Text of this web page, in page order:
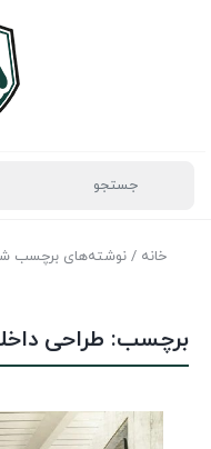
خانه / نوشته‌های برچسب
برچسب: طراحی